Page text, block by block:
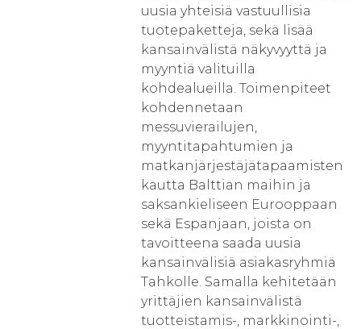
uusia yhteisiä vastuullisia
tuotepaketteja, sekä lisää
kansainvälistä näkyvyyttä ja
myyntiä valituilla
kohdealueilla. Toimenpiteet
kohdennetaan
messuvierailujen,
myyntitapahtumien ja
matkanjärjestäjätapaamisten
kautta Balttian maihin ja
saksankieliseen Eurooppaan
sekä Espanjaan, joista on
tavoitteena saada uusia
kansainvälisiä asiakasryhmiä
Tahkolle. Samalla kehitetään
yrittäjien kansainvälistä
tuotteistamis-, markkinointi-,